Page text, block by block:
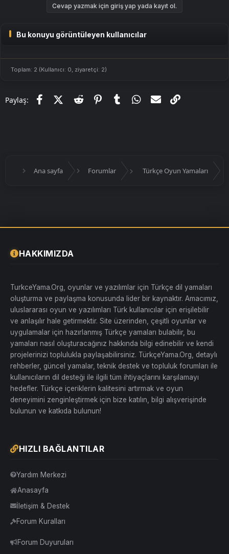
Cevap yazmak için giriş yap yada kayıt ol.
Bu konuyu görüntüleyen kullanıcılar
Toplam: 2 (Kullanıcı: 0, ziyaretçi: 2)
Paylaş: FacebookX (Twitter)
Reddit PinterestTumblr WhatsApp
E-posta
Ana sayfa Forumlar Türkçe Oyun Yamaları
HAKKIMIZDA
TurkceYama.Org, oyunlar ve yazılımlar için Türkçe dil yamaları
oluşturma ve paylaşma konusunda lider bir kaynaktır. Amacımız,
uluslararası oyun ve yazılımları Türk kullanıcılar için erişilebilir
ve anlaşılır hale getirmektir. Site üzerinden, çeşitli oyunlar ve
uygulamalar için hazırlanmış Türkçe yamaları bulabilir, bu
yamaları nasıl oluşturacağınız hakkında bilgi edinebilir ve kendi
projelerinizi toplulukla paylaşabilirsiniz. TürkçeYama.Org, detaylı
rehberler, güncel yamalar, teknik destek ve topluluk forumları ile
kullanıcıların dil desteği ile ilgili tüm ihtiyaçlarını karşılamayı
hedefler. Türkçe içeriklerin kalitesini artırmak ve oyun
deneyimini zenginleştirmek için bize katılın, bilgi alışverişinde
bulunun ve katkıda bulunun!
HIZLI BAĞLANTILAR
Yardım Merkezi
Anasayfa
İletişim & Destek
Forum Kuralları
Forum Duyuruları